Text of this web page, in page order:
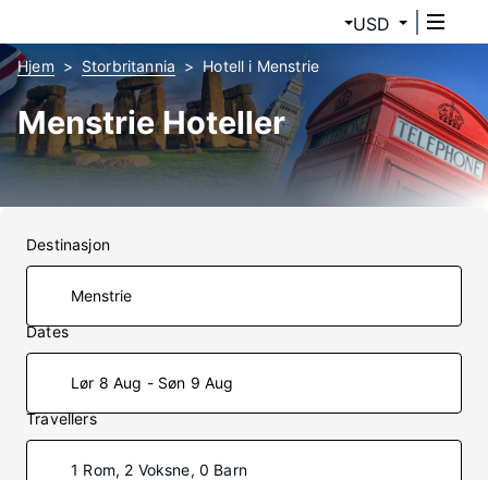
USD
Hjem Storbritannia Hotell i Menstrie
Menstrie Hoteller
Destinasjon
Dates
Lør 8 Aug - Søn 9 Aug
Travellers
1 Rom, 2 Voksne, 0 Barn